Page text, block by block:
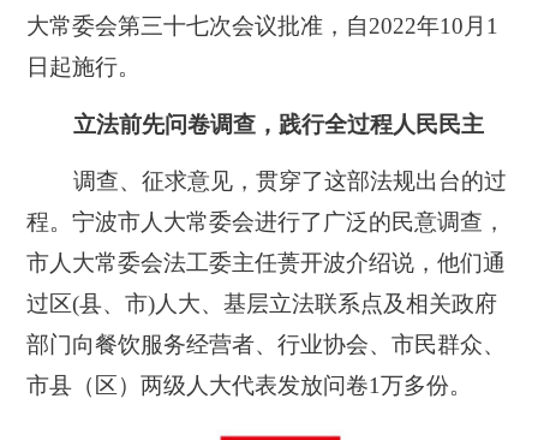
大常委会第三十七次会议批准，自2022年10月1
日起施行。
立法前先问卷调查，践行全过程人民民主
调查、征求意见，贯穿了这部法规出台的过
程。宁波市人大常委会进行了广泛的民意调查，
市人大常委会法工委主任蒉开波介绍说，他们通
过区(县、市)人大、基层立法联系点及相关政府
部门向餐饮服务经营者、行业协会、市民群众、
市县（区）两级人大代表发放问卷1万多份。